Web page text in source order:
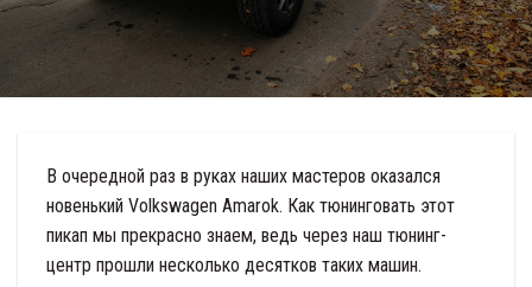
В очередной раз в руках наших мастеров оказался
новенький Volkswagen Amarok. Как тюнинговать этот
пикап мы прекрасно знаем, ведь через наш тюнинг-
центр прошли несколько десятков таких машин.